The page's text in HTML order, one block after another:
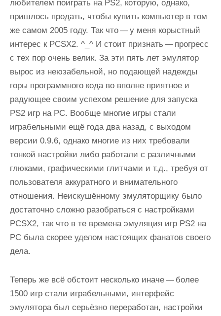
любителем поиграть на PS2, которую, однако,
пришлось продать, чтобы купить компьютер в том
же самом 2005 году. Так что — у меня корыстный
интерес к PCSX2. ^_^ И стоит признать — прогресс
с тех пор очень велик. За эти пять лет эмулятор
вырос из неюзабельной, но подающей надежды
горы программного кода во вполне приятное и
радующее своим успехом решение для запуска
PS2 игр на PC. Вообще многие игры стали
играбельными ещё года два назад, с выходом
версии 0.9.6, однако многие из них требовали
тонкой настройки либо работали с различными
глюками, графическими глитчами и т.д., требуя от
пользователя аккуратного и внимательного
отношения. Неискушённому эмуляторщику было
достаточно сложно разобраться с настройками
PCSX2, так что в те времена эмуляция игр PS2 на
PC была скорее уделом настоящих фанатов своего
дела.
Теперь же всё обстоит несколько иначе — более
1500 игр стали играбельными, интерфейс
эмулятора был серьёзно переработан, настройки